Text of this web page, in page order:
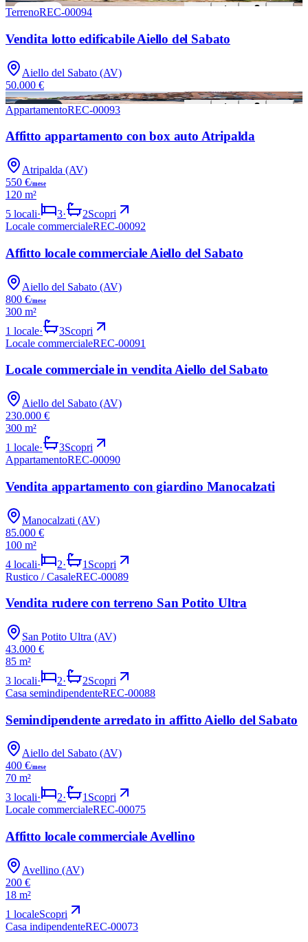
VENDITA
TerrenoREC-00094
Vendita lotto edificabile Aiello del Sabato
Aiello del Sabato (AV)
50.000 €
AFFITTO
Nuovo
AppartamentoREC-00093
Affitto appartamento con box auto Atripalda
Atripalda (AV)
550 €/mese
120 m²
5 locali· 3· 2Scopri
Locale commercialeREC-00092
Affitto locale commerciale Aiello del Sabato
Aiello del Sabato (AV)
800 €/mese
300 m²
1 locale· 3Scopri
Locale commercialeREC-00091
Locale commerciale in vendita Aiello del Sabato
Aiello del Sabato (AV)
230.000 €
300 m²
1 locale· 3Scopri
AppartamentoREC-00090
Vendita appartamento con giardino Manocalzati
Manocalzati (AV)
85.000 €
100 m²
4 locali· 2· 1 Scopri
Rustico / CasaleREC-00089
Vendita rudere con terreno San Potito Ultra
San Potito Ultra (AV)
43.000 €
85 m²
3 locali· 2· 2Scopri
Casa semindipendenteREC-00088
Semindipendente arredato in affitto Aiello del Sabato
Aiello del Sabato (AV)
400 €/mese
70 m²
3 locali· 2· 1 Scopri
Locale commercialeREC-00075
Affitto locale commerciale Avellino
Avellino (AV)
200 €
18 m²
1 localeScopri
Casa indipendenteREC-00073